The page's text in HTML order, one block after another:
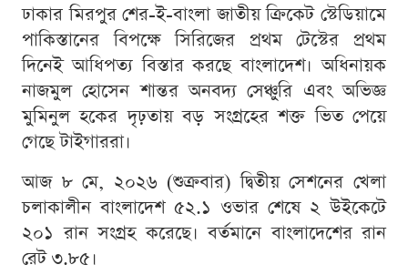
ঢাকার মিরপুর শের-ই-বাংলা জাতীয় ক্রিকেট স্টেডিয়ামে
পাকিস্তানের বিপক্ষে সিরিজের প্রথম টেস্টের প্রথম
দিনেই আধিপত্য বিস্তার করছে বাংলাদেশ। অধিনায়ক
নাজমুল হোসেন শান্তর অনবদ্য সেঞ্চুরি এবং অভিজ্ঞ
মুমিনুল হকের দৃঢ়তায় বড় সংগ্রহের শক্ত ভিত পেয়ে
গেছে টাইগাররা।
আজ ৮ মে, ২০২৬ (শুক্রবার) দ্বিতীয় সেশনের খেলা
চলাকালীন বাংলাদেশ ৫২.১ ওভার শেষে ২ উইকেটে
২০১ রান সংগ্রহ করেছে। বর্তমানে বাংলাদেশের রান
রেট ৩.৮৫।